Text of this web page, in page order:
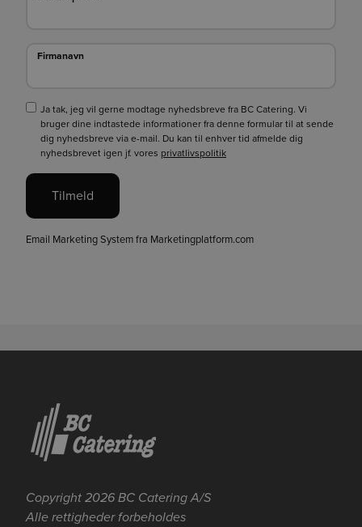
Firmanavn
Firmanavn
Ja tak, jeg vil gerne modtage nyhedsbreve fra BC Catering. Vi
bruger dine indtastede informationer fra denne formular til at sende
dig nyhedsbreve via e-mail. Du kan til enhver tid afmelde dig
nyhedsbrevet igen jf. vores privatlivspolitik
Tilmeld
Email Marketing System fra Marketingplatform.com
Copyright 2026 BC Catering A/S
Alle rettigheder forbeholdes